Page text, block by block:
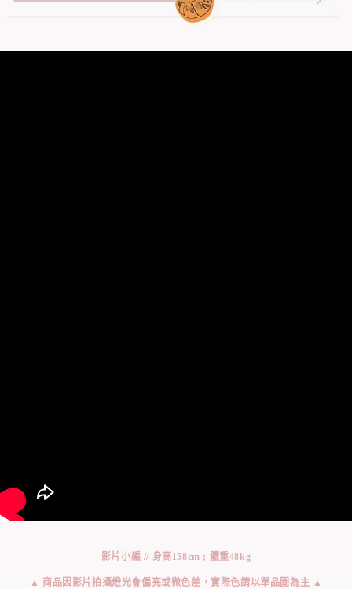
影片小編 // 身高158cm ; 體重48kg
▲ 商品因影片拍攝燈光會偏亮或微色差，實際色請以單品圖為主 ▲